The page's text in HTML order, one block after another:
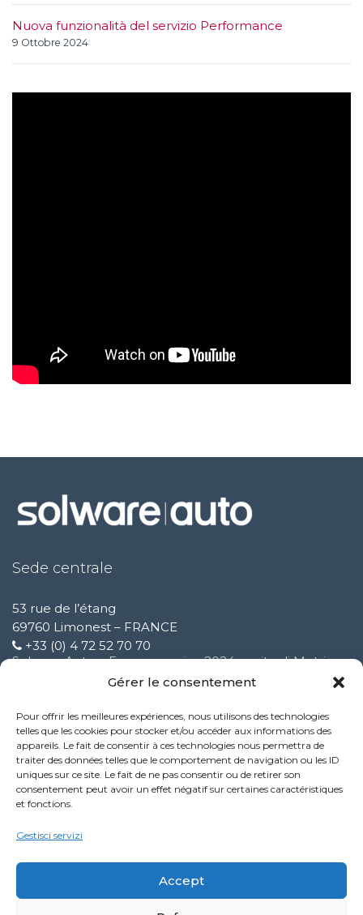
Gérer le consentement
Pour offrir les meilleures expériences, nous utilisons des technologies
telles que les cookies pour stocker et/ou accéder aux informations des
appareils. Le fait de consentir à ces technologies nous permettra de
traiter des données telles que le comportement de navigation ou les ID
uniques sur ce site. Le fait de ne pas consentir ou de retirer son
consentement peut avoir un effet négatif sur certaines caractéristiques
et fonctions.
Gestisci servizi
Accept
Nuova funzionalità del servizio Performance
9 Ottobre 2024
Sede centrale
53 rue de l’étang
69760 Limonest – FRANCE
+33 (0) 4 72 52 70 70
Solware Auto a Expomecanica 2024 ospite di Motrio
Miglioramento del nostro servizio di supporto clienti
9 Ottobre 2024
Nuova funzionalità del servizio Performance
9 Ottobre 2024
Politique de confidentialité
Mentions légales